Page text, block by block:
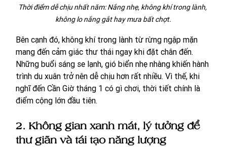
Thời điểm dễ chịu nhất năm: Nắng nhẹ, không khí trong lành,
không lo nắng gắt hay mưa bất chợt.
Bên cạnh đó, không khí trong lành từ rừng ngập mặn
mang đến cảm giác thư thái ngay khi đặt chân đến.
Những buổi sáng se lạnh, gió biển nhẹ nhàng khiến hành
trình du xuân trở nên dễ chịu hơn rất nhiều. Vì thế, khi
nghĩ đến Cần Giờ tháng 1 có gì chơi, thời tiết chính là
điểm cộng lớn đầu tiên.
2. Không gian xanh mát, lý tưởng để
thư giãn và tái tạo năng lượng